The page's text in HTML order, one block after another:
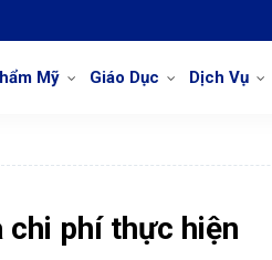
Mỹ Giáo Dục Dịch Vụ
chi phí thực hiện